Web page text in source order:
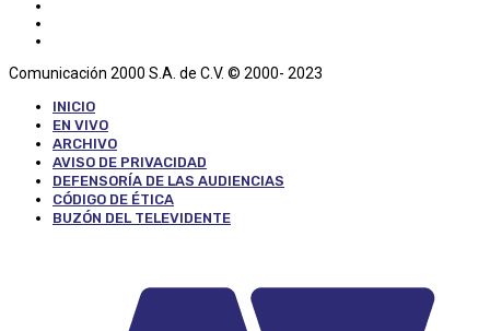
Comunicación 2000 S.A. de C.V. © 2000- 2023
INICIO
EN VIVO
ARCHIVO
AVISO DE PRIVACIDAD
DEFENSORÍA DE LAS AUDIENCIAS
CÓDIGO DE ÉTICA
BUZÓN DEL TELEVIDENTE